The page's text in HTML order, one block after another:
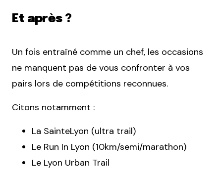
Et après ?
Un fois entraîné comme un chef, les occasions
ne manquent pas de vous confronter à vos
pairs lors de compétitions reconnues.
Citons notamment :
La SainteLyon (ultra trail)
Le Run In Lyon (10km/semi/marathon)
Le Lyon Urban Trail